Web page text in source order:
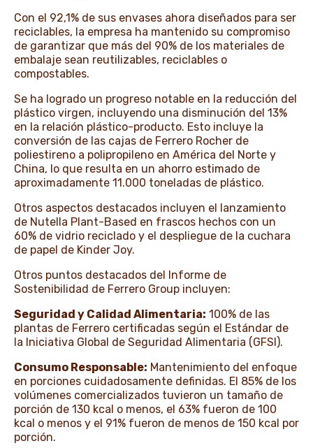
Con el 92,1% de sus envases ahora diseñados para ser
reciclables, la empresa ha mantenido su compromiso
de garantizar que más del 90% de los materiales de
embalaje sean reutilizables, reciclables o
compostables.
Se ha logrado un progreso notable en la reducción del
plástico virgen, incluyendo una disminución del 13%
en la relación plástico-producto. Esto incluye la
conversión de las cajas de Ferrero Rocher de
poliestireno a polipropileno en América del Norte y
China, lo que resulta en un ahorro estimado de
aproximadamente 11.000 toneladas de plástico.
Otros aspectos destacados incluyen el lanzamiento
de Nutella Plant-Based en frascos hechos con un
60% de vidrio reciclado y el despliegue de la cuchara
de papel de Kinder Joy.
Otros puntos destacados del Informe de
Sostenibilidad de Ferrero Group incluyen:
Seguridad y Calidad Alimentaria: 100% de las
plantas de Ferrero certificadas según el Estándar de
la Iniciativa Global de Seguridad Alimentaria (GFSI).
Consumo Responsable: Mantenimiento del enfoque
en porciones cuidadosamente definidas. El 85% de los
volúmenes comercializados tuvieron un tamaño de
porción de 130 kcal o menos, el 63% fueron de 100
kcal o menos y el 91% fueron de menos de 150 kcal por
porción.